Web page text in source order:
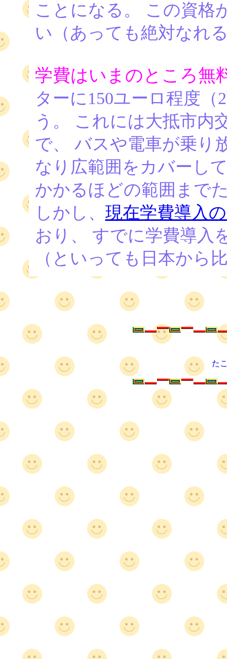
ことになる。 この資格
い（あっても絶対なれ
学費はいまのところ無
ターに150ユーロ程度
う。 これには大抵市内
で、 バスや電車が乗り
なり広範囲をカバーし
かかるほどの範囲まで
しかし、 現在学費導入
おり、 すでに学費導入
（といっても日本から
た